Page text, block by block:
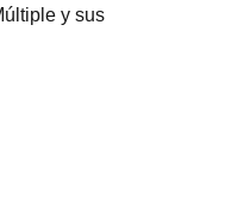
y sus